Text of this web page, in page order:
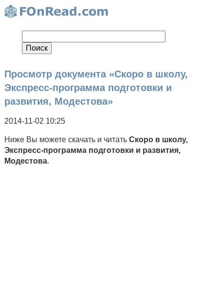
Просмотр документа «Скоро в школу,
Экспресс-программа подготовки и
развития, Модестова»
2014-11-02 10:25
Ниже Вы можете скачать и читать Скоро в школу,
Экспресс-программа подготовки и развития,
Модестова.